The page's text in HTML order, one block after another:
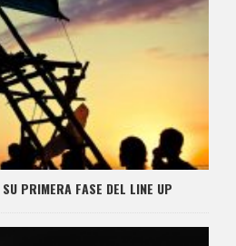
PRIMERA FASE DEL LINE UP